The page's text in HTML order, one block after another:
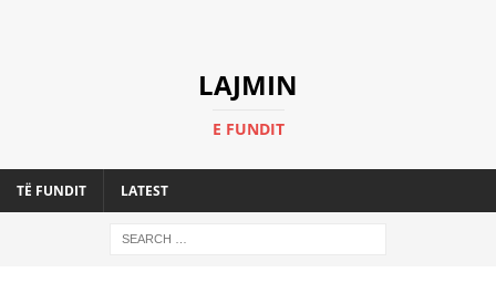
LAJMIN
E FUNDIT
TË FUNDIT LATEST